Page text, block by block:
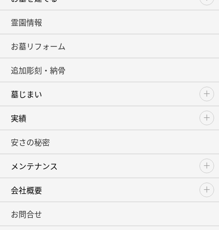
霊園情報
お墓リフォーム
追加彫刻・納骨
墓じまい
実績
安さの秘密
メンテナンス
会社概要
お問合せ